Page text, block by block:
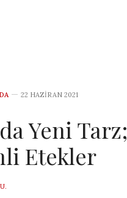
22 HAZIRAN 2021
Yeni Tarz;
Etekler